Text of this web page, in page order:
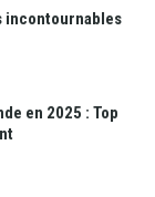
incontournables
en 2025 : Top